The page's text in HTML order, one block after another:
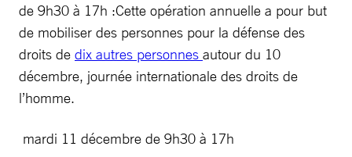
de 9h30 à 17h :Cette opération annuelle a pour but
de mobiliser des personnes pour la défense des
droits de dix autres personnes autour du 10
décembre, journée internationale des droits de
l’homme.
mardi 11 décembre de 9h30 à 17h